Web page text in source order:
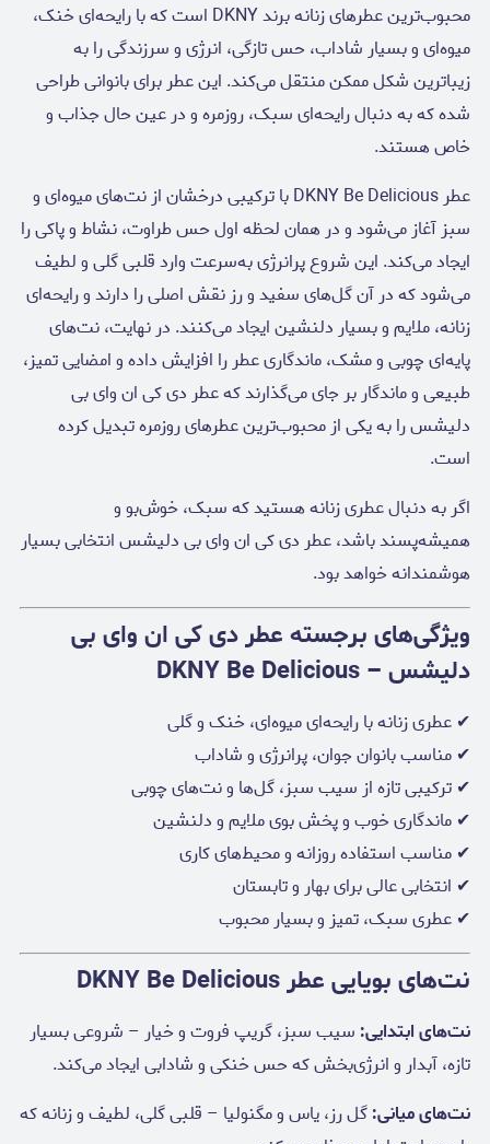
محبوب‌ترین عطرهای زنانه برند DKNY است که با رایحه‌ای خنک،
میوه‌ای و بسیار شاداب، حس تازگی، انرژی و سرزندگی را به
زیباترین شکل ممکن منتقل می‌کند. این عطر برای بانوانی طراحی
شده که به دنبال رایحه‌ای سبک، روزمره و در عین حال جذاب و
خاص هستند.
عطر DKNY Be Delicious با ترکیبی درخشان از نت‌های میوه‌ای و
سبز آغاز می‌شود و در همان لحظه اول حس طراوت، نشاط و پاکی را
ایجاد می‌کند. این شروع پرانرژی به‌سرعت وارد قلبی گلی و لطیف
می‌شود که در آن گل‌های سفید و رز نقش اصلی را دارند و رایحه‌ای
زنانه، ملایم و بسیار دلنشین ایجاد می‌کنند. در نهایت، نت‌های
پایه‌ای چوبی و مشک، ماندگاری عطر را افزایش داده و امضایی تمیز،
طبیعی و ماندگار بر جای می‌گذارند که عطر دی کی ان وای بی
دلیشس را به یکی از محبوب‌ترین عطرهای روزمره تبدیل کرده
است.
اگر به دنبال عطری زنانه هستید که سبک، خوش‌بو و
همیشه‌پسند باشد، عطر دی کی ان وای بی دلیشس انتخابی بسیار
هوشمندانه خواهد بود.
ویژگی‌های برجسته عطر دی کی ان وای بی
دلیشس – DKNY Be Delicious
✔ عطری زنانه با رایحه‌ای میوه‌ای، خنک و گلی
✔ مناسب بانوان جوان، پرانرژی و شاداب
✔ ترکیبی تازه از سیب سبز، گل‌ها و نت‌های چوبی
✔ ماندگاری خوب و پخش بوی ملایم و دلنشین
✔ مناسب استفاده روزانه و محیط‌های کاری
✔ انتخابی عالی برای بهار و تابستان
✔ عطری سبک، تمیز و بسیار محبوب
نت‌های بویایی عطر DKNY Be Delicious
نت‌های ابتدایی: سیب سبز، گریپ فروت و خیار – شروعی بسیار
تازه، آبدار و انرژی‌بخش که حس خنکی و شادابی ایجاد می‌کند.
نت‌های میانی:گل رز، یاس و مگنولیا – قلبی گلی، لطیف و زنانه که